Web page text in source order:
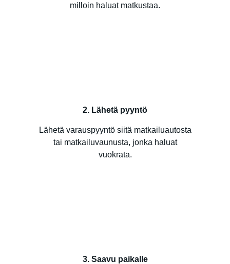
milloin haluat matkustaa.
2. Lähetä pyyntö
Lähetä varauspyyntö siitä matkailuautosta
tai matkailuvaunusta, jonka haluat
vuokrata.
3. Saavu paikalle